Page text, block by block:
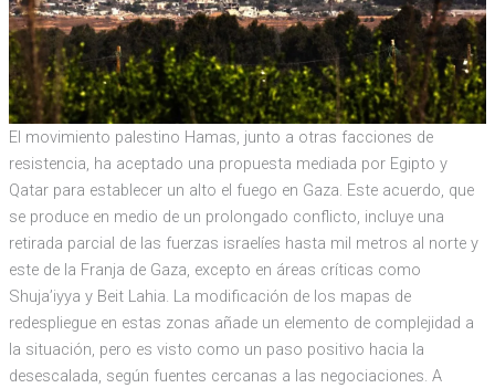
El movimiento palestino Hamas, junto a otras facciones de
resistencia, ha aceptado una propuesta mediada por Egipto y
Qatar para establecer un alto el fuego en Gaza. Este acuerdo, que
se produce en medio de un prolongado conflicto, incluye una
retirada parcial de las fuerzas israelíes hasta mil metros al norte y
este de la Franja de Gaza, excepto en áreas críticas como
Shuja’iyya y Beit Lahia. La modificación de los mapas de
redespliegue en estas zonas añade un elemento de complejidad a
la situación, pero es visto como un paso positivo hacia la
desescalada, según fuentes cercanas a las negociaciones. A